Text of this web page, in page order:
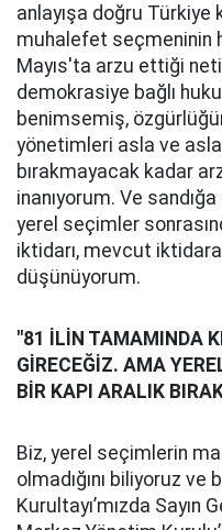
anlayışa doğru Türkiye
muhalefet seçmeninin
Mayıs'ta arzu ettiği
demokrasiye bağlı
benimsemiş,
yönetimleri asla ve
bırakmayacak kadar
inanıyorum. Ve
yerel seçimler
iktidarı, mevcut iktidara
düşünüyorum.
"81 İLİN TAMAMINDA
GİRECEĞİZ. AMA
BİR KAPI ARALIK
Biz, yerel seçimlerin
olmadığını biliyoruz
Kurultayı’mızda Sayın